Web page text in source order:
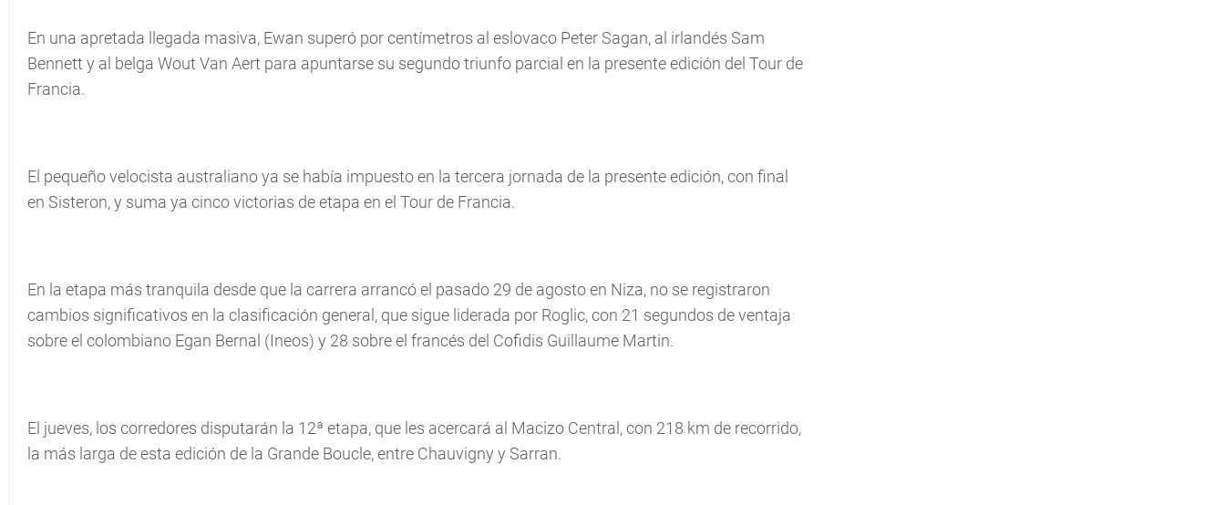
En una apretada llegada masiva, Ewan superó por centímetros al eslovaco Peter Sagan, al irlandés Sam
Bennett y al belga Wout Van Aert para apuntarse su segundo triunfo parcial en la presente edición del Tour de
Francia.
El pequeño velocista australiano ya se había impuesto en la tercera jornada de la presente edición, con final
en Sisteron, y suma ya cinco victorias de etapa en el Tour de Francia.
En la etapa más tranquila desde que la carrera arrancó el pasado 29 de agosto en Niza, no se registraron
cambios significativos en la clasificación general, que sigue liderada por Roglic, con 21 segundos de ventaja
sobre el colombiano Egan Bernal (Ineos) y 28 sobre el francés del Cofidis Guillaume Martin.
El jueves, los corredores disputarán la 12ª etapa, que les acercará al Macizo Central, con 218 km de recorrido,
la más larga de esta edición de la Grande Boucle, entre Chauvigny y Sarran.